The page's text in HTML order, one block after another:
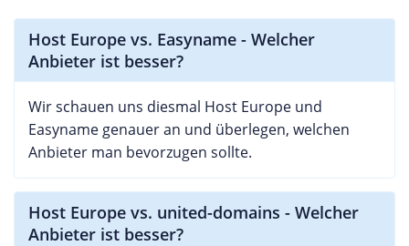
Host Europe vs. Easyname - Welcher
Anbieter ist besser?
Wir schauen uns diesmal Host Europe und
Easyname genauer an und überlegen, welchen
Anbieter man bevorzugen sollte.
Host Europe vs. united-domains - Welcher
Anbieter ist besser?